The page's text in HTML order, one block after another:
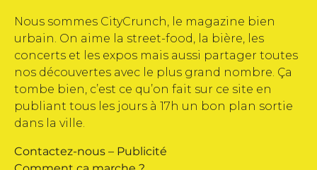
Nous sommes CityCrunch, le magazine bien
urbain. On aime la street-food, la bière, les
concerts et les expos mais aussi partager toutes
nos découvertes avec le plus grand nombre. Ça
tombe bien, c’est ce qu’on fait sur ce site en
publiant tous les jours à 17h un bon plan sortie
dans la ville.
Contactez-nous – Publicité